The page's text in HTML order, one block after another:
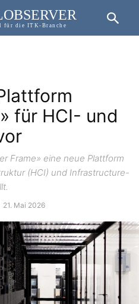
für die ITK-Branche
für HCI- und
Frame» eine neue Plattform
(HCI) und Infrastructure-
21. Mai 2026